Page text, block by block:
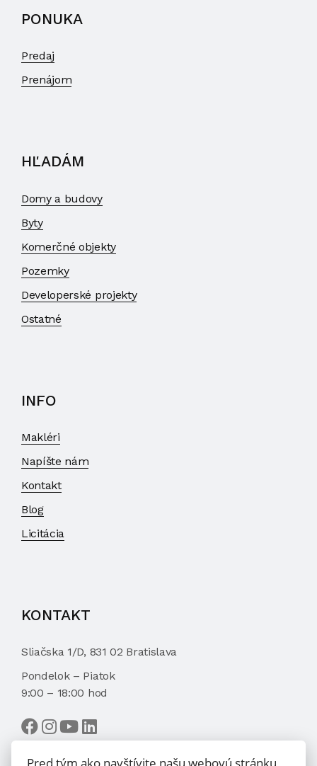
PONUKA
Predaj
Prenájom
HĽADÁM
Domy a budovy
Byty
Komerčné objekty
Pozemky
Developerské projekty
Ostatné
INFO
Makléri
Napíšte nám
Kontakt
Blog
Licitácia
KONTAKT
Sliačska 1/D, 831 02 Bratislava
Pondelok – Piatok
9:00 – 18:00 hod